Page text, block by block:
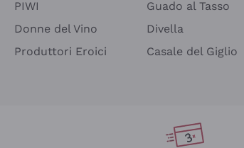
PIWI
Donne del Vino
Produttori Eroici
Guado al Tasso
Divella
Casale del Giglio